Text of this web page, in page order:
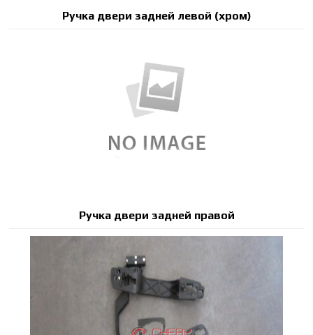
Ручка двери задней левой (хром)
Ручка двери задней правой